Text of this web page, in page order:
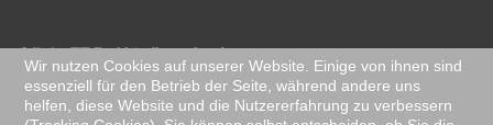
Wir im TT-Fachhändlerverbund
Wir nutzen Cookies auf unserer Website. Einige von ihnen sind
essenziell für den Betrieb der Seite, während andere uns
helfen, diese Website und die Nutzererfahrung zu verbessern